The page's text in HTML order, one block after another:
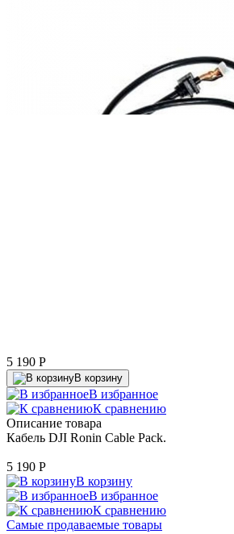
5 190 P
В корзину
В избранное
К сравнению
Описание товара
Кабель DJI Ronin Cable Pack.
5 190 P
В корзину
В избранное
К сравнению
Самые продаваемые товары